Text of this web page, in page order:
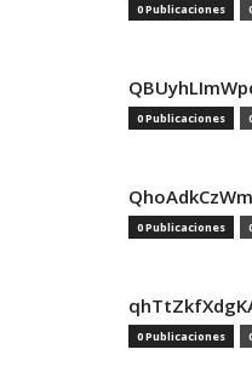
0 Publicaciones
0 Publicaciones
0 Publicaciones
0 Publicaciones